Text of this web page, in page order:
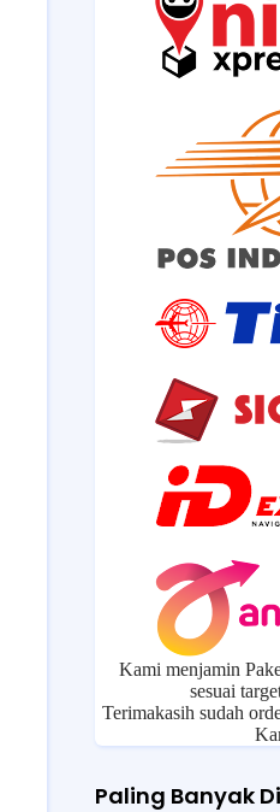
Kami menjamin
sesuai
Terimakasih sudah
Paling Banyak